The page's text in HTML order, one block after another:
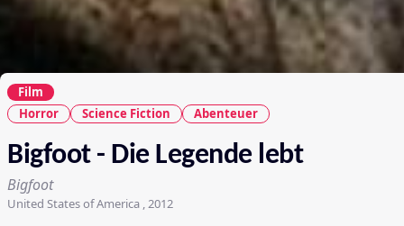
Film
Horror
Science Fiction Abenteuer
Bigfoot - Die Legende lebt
Bigfoot
United States of America , 2012